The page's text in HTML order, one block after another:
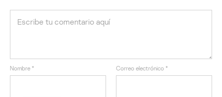
Nombre * Correo electrónico *